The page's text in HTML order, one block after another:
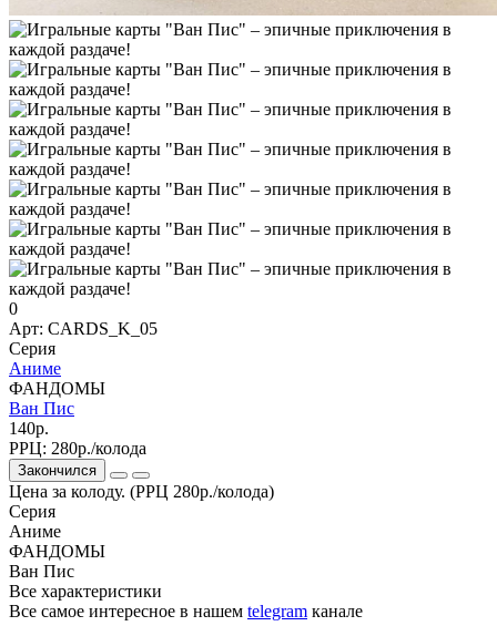
0
Арт: CARDS_K_05
Серия
Аниме
ФАНДОМЫ
Ван Пис
140р.
РРЦ: 280р./колода
Закончился
Цена за колоду. (РРЦ 280р./колода)
Серия
Аниме
ФАНДОМЫ
Ван Пис
Все характеристики
Все самое интересное в нашем telegram канале